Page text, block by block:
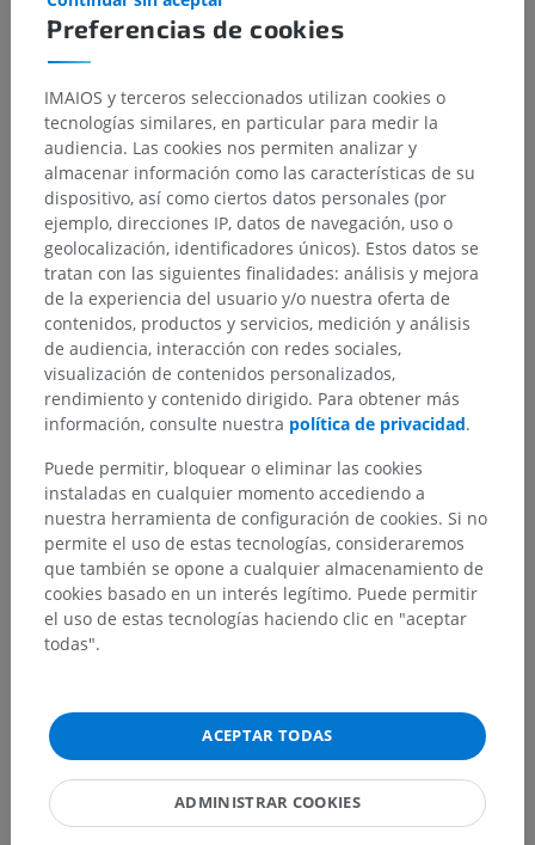
Jerarquía anatómica
Anatomía humana 1
Anatomía sistémica> Sistema cardiovascular>
Arterias
Aorta> Arco aórtico; Cayado aórtico
Arteria carótida común> Arteria carótida interna>
Preferencias de cookies
IMAIOS y terceros seleccionados utilizan cookies o
tecnologías similares, en particular para medir la
audiencia. Las cookies nos permiten analizar y
almacenar información como las características de su
dispositivo, así como ciertos datos personales (por
ejemplo, direcciones IP, datos de navegación, uso o
geolocalización, identificadores únicos). Estos datos se
tratan con las siguientes finalidades: análisis y mejora
de la experiencia del usuario y/o nuestra oferta de
contenidos, productos y servicios, medición y análisis
de audiencia, interacción con redes sociales,
visualización de contenidos personalizados,
rendimiento y contenido dirigido. Para obtener más
información, consulte nuestra política de privacidad.
Puede permitir, bloquear o eliminar las cookies
instaladas en cualquier momento accediendo a
nuestra herramienta de configuración de cookies. Si no
permite el uso de estas tecnologías, consideraremos
que también se opone a cualquier almacenamiento de
cookies basado en un interés legítimo. Puede permitir
el uso de estas tecnologías haciendo clic en "aceptar
todas".
ACEPTAR TODAS
ADMINISTRAR COOKIES